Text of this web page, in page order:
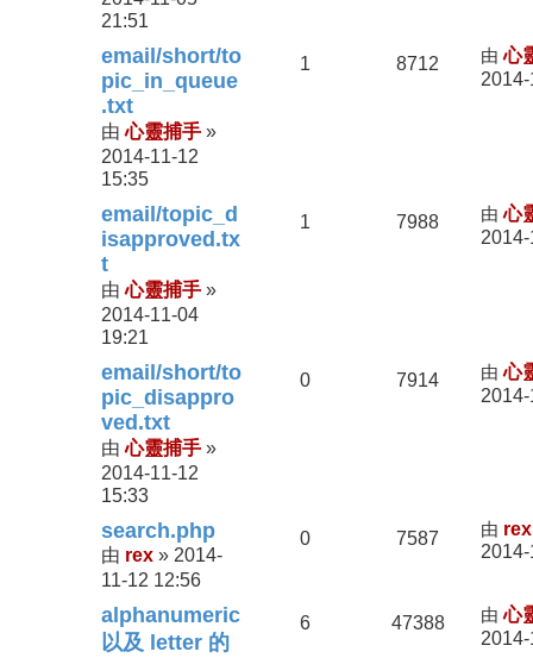
21:51
email/short/to
pic_in_queue
.txt
由心靈捕手 »
2014-11-12
15:35
1 8712 由心
email/topic_d
isapproved.tx
t
由心靈捕手 »
2014-11-04
19:21
1 7988 由心
email/short/to
pic_disappro
ved.txt
由心靈捕手 »
2014-11-12
15:33
0 7914 由心
search.php
由 rex » 2014-
11-12 12:56
0 7587 由 rex
2014-
alphanumeric
以及 letter 的
6 47388 由心